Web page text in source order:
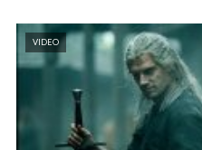
VIDEO